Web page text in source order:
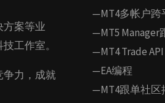
方案等业
工作室。
争力，成就
—MT4多帐户跨
—MT5 Manager
—MT4 Trade
—EA编程
—MT4跟单社区